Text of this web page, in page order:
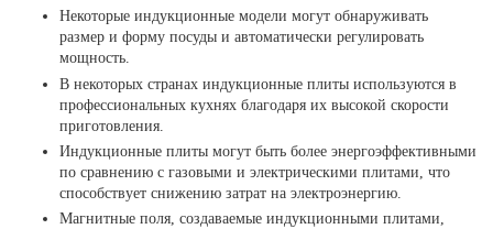
Некоторые индукционные модели могут обнаруживать
размер и форму посуды и автоматически регулировать
мощность.
В некоторых странах индукционные плиты используются в
профессиональных кухнях благодаря их высокой скорости
приготовления.
Индукционные плиты могут быть более энергоэффективными
по сравнению с газовыми и электрическими плитами, что
способствует снижению затрат на электроэнергию.
Магнитные поля, создаваемые индукционными плитами,